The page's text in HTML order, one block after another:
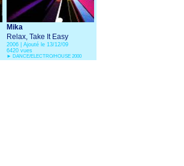
Mika
Relax, Take It Easy
2006 | Ajouté le 13/12/09
6420 vues
► DANCE/ELECTRO/HOUSE 2000